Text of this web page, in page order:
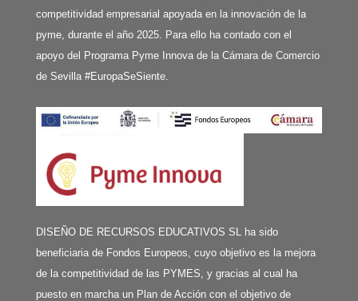
competitividad empresarial apoyada en la innovación de la
pyme, durante el año 2025. Para ello ha contado con el
apoyo del Programa Pyme Innova de la Cámara de Comercio
de Sevilla #EuropaSeSiente.
DISEÑO DE RECURSOS EDUCATIVOS SL ha sido
beneficiaria de Fondos Europeos, cuyo objetivo es la mejora
de la competitividad de las PYMES, y gracias al cual ha
puesto en marcha un Plan de Acción con el objetivo de